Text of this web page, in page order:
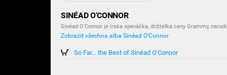
SINÉAD O'CONNOR
Sinéad O'Connor je írska speváčka, držiteľka ceny Grammy,
Zobrazit všechna alba Sinéad O'Connor
So Far... the Best of Sinéad O'Connor